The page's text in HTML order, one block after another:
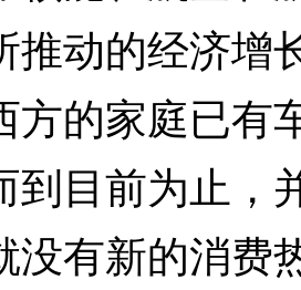
推动的经济增
方的家庭已有
到目前为止，
没有新的消费